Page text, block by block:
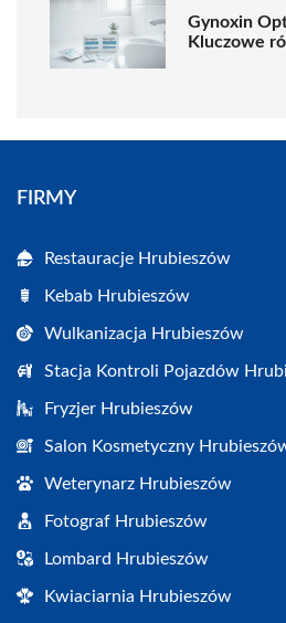
Gynoxin
Kluczowe
FIRMY
Restauracje Hrubieszów
Kebab Hrubieszów
Wulkanizacja Hrubieszów
Stacja Kontroli Pojazdów
Fryzjer Hrubieszów
Salon Kosmetyczny
Weterynarz Hrubieszów
Fotograf Hrubieszów
Lombard Hrubieszów
Kwiaciarnia Hrubieszów